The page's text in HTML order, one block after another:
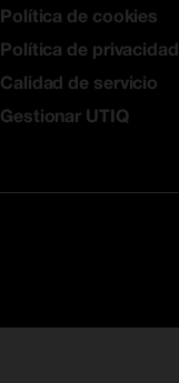
Política de cookies
Política de privacidad
Calidad de servicio
Gestionar UTIQ